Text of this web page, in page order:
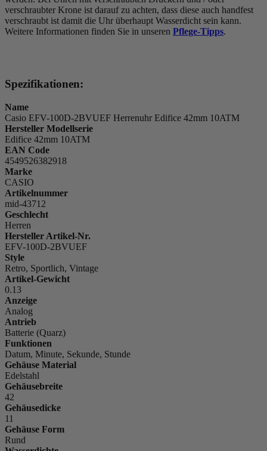
verschraubter Krone ist darauf zu achten, dass diese auch handfest
verschraubt ist damit die Uhr überhaupt Wasserdicht sein kann.
Weitere Informationen finden Sie in unseren Pflege-Tipps.
Spezifikationen:
Name
Casio EFV-100D-2BVUEF Herrenuhr Edifice 42mm 10ATM
Hersteller Modellserie
Edifice 42mm 10ATM
EAN Code
4549526382918
Marke
CASIO
Artikelnummer
mid-43712
Geschlecht
Herren
Hersteller Artikel-Nr.
EFV-100D-2BVUEF
Style
Retro, Sportlich, Vintage
Artikel-Gewicht
0.13
Anzeige
Analog
Antrieb
Batterie (Quarz)
Funktionen
Datum, Minute, Sekunde, Stunde
Gehäuse Material
Edelstahl
Gehäusebreite
42
Gehäusedicke
11
Gehäuse Form
Rund